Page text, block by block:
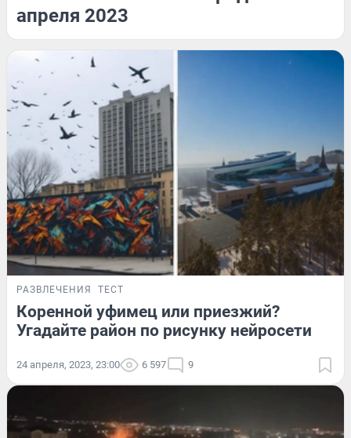
апреля 2023
РАЗВЛЕЧЕНИЯ ТЕСТ
Коренной уфимец или приезжий?
Угадайте район по рисунку нейросети
24 апреля, 2023, 23:00 6 597 9